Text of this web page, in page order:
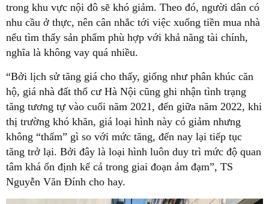
trong khu vực nội đô sẽ khó giảm. Theo đó, người dân có
nhu cầu ở thực, nên cân nhắc tới việc xuống tiền mua nhà
nếu tìm thấy sản phẩm phù hợp với khả năng tài chính,
nghĩa là không vay quá nhiều.
“Bởi lịch sử tăng giá cho thấy, giống như phân khúc căn
hộ, giá nhà đất thổ cư Hà Nội cũng ghi nhận tình trạng
tăng tương tự vào cuối năm 2021, đến giữa năm 2022, khi
thị trường khó khăn, giá loại hình này có giảm nhưng
không “thấm” gì so với mức tăng, đến nay lại tiếp tục
tăng trở lại. Bởi đây là loại hình luôn duy trì mức độ quan
tâm khá ổn định kể cả trong giai đoạn ảm đạm”, TS
Nguyễn Văn Đính cho hay.